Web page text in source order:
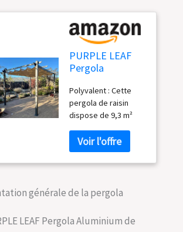
PURPLE LEAF
Pergola
3,2 m UPF 50+
Toit Coulissant
Jardin Kaki
Polyvalent : Cette
pergola de raisin
dispose de 9,3 m²
est idéal pour les
piscines, les bains à
remous, les repas ou
en plein air. Vous
faire vivre une
différente de la vie
générale de la pergola
LEAF Pergola Aluminium de